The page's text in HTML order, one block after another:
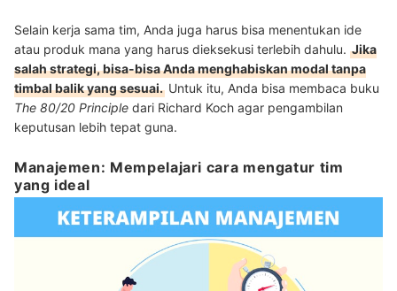
Selain kerja sama tim, Anda juga harus bisa menentukan ide
atau produk mana yang harus dieksekusi terlebih dahulu. Jika
salah strategi, bisa-bisa Anda menghabiskan modal tanpa
timbal balik yang sesuai. Untuk itu, Anda bisa membaca buku
The 80/20 Principle dari Richard Koch agar pengambilan
keputusan lebih tepat guna.
Manajemen: Mempelajari cara mengatur tim
yang ideal